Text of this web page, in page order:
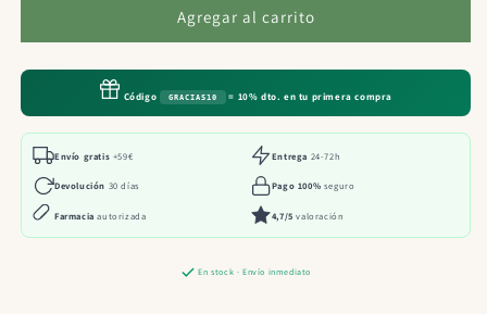
Wellness
Magnesio
60
caps
IVB
Wellness
Magnesio
Total
60
Agregar al carrito
Código GRACIAS10 = 10% dto. en tu primera compra
Envío gratis +59€ Entrega 24-72h
Devolución 30 días Pago 100% seguro
Farmacia autorizada 4,7/5 valoración
En stock · Envío inmediato